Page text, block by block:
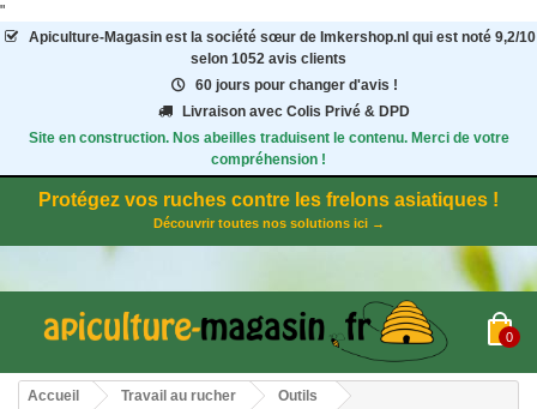
"
Apiculture-Magasinest la société sœur de Imkershop.nl qui est noté 9,2/10
selon 1052 avis clients
60 jours pour changer d'avis !
Livraison avec Colis Privé & DPD
Site en construction. Nos abeilles traduisent le contenu. Merci de votre
compréhension !
Protégez vos ruches contre les frelons asiatiques !
Découvrir toutes nos solutions ici →
0
Accueil Travail au rucher
Outils